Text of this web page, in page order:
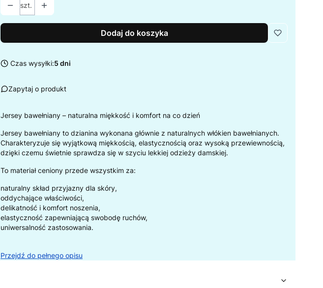
szt.
Dodaj do koszyka
Czas wysyłki:5 dni
Zapytaj o produkt
Jersey bawełniany – naturalna miękkość i komfort na co dzień
Jersey bawełniany to dzianina wykonana głównie z naturalnych włókien bawełnianych.
Charakteryzuje się wyjątkową miękkością, elastycznością oraz wysoką przewiewnością,
dzięki czemu świetnie sprawdza się w szyciu lekkiej odzieży damskiej.
To materiał ceniony przede wszystkim za:
naturalny skład przyjazny dla skóry,
oddychające właściwości,
delikatność i komfort noszenia,
elastyczność zapewniającą swobodę ruchów,
uniwersalność zastosowania.
Przejdź do pełnego opisu